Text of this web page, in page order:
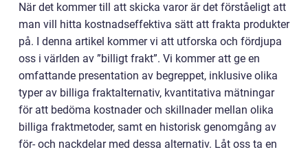
När det kommer till att skicka varor är det förståeligt att
man vill hitta kostnadseffektiva sätt att frakta produkter
på. I denna artikel kommer vi att utforska och fördjupa
oss i världen av ”billigt frakt”. Vi kommer att ge en
omfattande presentation av begreppet, inklusive olika
typer av billiga fraktalternativ, kvantitativa mätningar
för att bedöma kostnader och skillnader mellan olika
billiga fraktmetoder, samt en historisk genomgång av
för- och nackdelar med dessa alternativ. Låt oss ta en